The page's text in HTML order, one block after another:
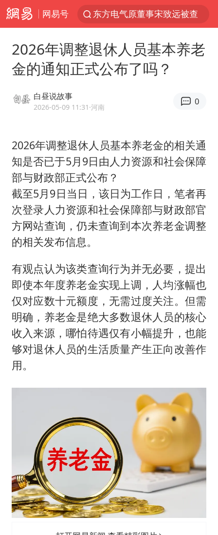
网易号
东方电气原董事宋致远被查
“China Cool”火了，老外爱上中国避暑游
以媒：穆杰塔巴被紧急送医情况危急
云南一地村民过火把节意外灼伤16人
张本智和：零封向鹏不意外
22岁女生独闯南太行失联12天
用AI造出新病毒意味着什么
浙江最强风雨时段已锁定
梁文锋为什么投王兴兴
万岁山接盘烂尾恒大文旅城
刘伟任延安市委常委、市纪委书记
多所幼师院校开设养老专业
2026年调整退休人员基本养老
金的通知正式公布了吗？
白昼说故事
2026-05-09 11:31 ·河南
0
2026年调整退休人员基本养老金的相关通
知是否已于5月9日由人力资源和社会保障
部与财政部正式公布？
截至5月9日当日，该日为工作日，笔者再
次登录人力资源和社会保障部与财政部官
方网站查询，仍未查询到本次养老金调整
的相关发布信息。
有观点认为该类查询行为并无必要，提出
即使本年度养老金实现上调，人均涨幅也
仅对应数十元额度，无需过度关注。但需
明确，养老金是绝大多数退休人员的核心
收入来源，哪怕待遇仅有小幅提升，也能
够对退休人员的生活质量产生正向改善作
用。